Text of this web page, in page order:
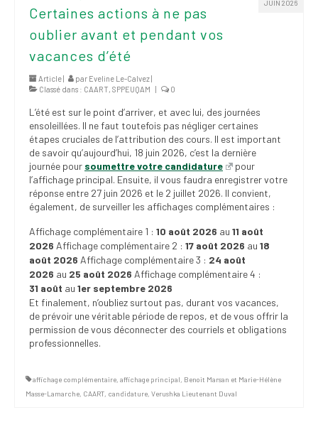
(FNEEQ)
Vignettes
SPPEUQAM
Communiqués
SPPEUQAM@ctualités
et Bilans
Négociation
SCCUQ@
SCCUQ info
SCCUQ intervention
JUIN 2026
Certaines actions à ne pas
oublier avant et pendant vos
vacances d’été
Article | par Eveline Le-Calvez|
Classé dans : CAART, SPPEUQAM | 0
L’été est sur le point d’arriver, et avec lui, des journées
ensoleillées. Il ne faut toutefois pas négliger certaines
étapes cruciales de l’attribution des cours. Il est important
de savoir qu’aujourd’hui, 18 juin 2026, c’est la dernière
journée pour soumettre votre candidature
pour
l’affichage principal. Ensuite, il vous faudra enregistrer votre
réponse entre 27 juin 2026 et le 2 juillet 2026. Il convient,
également, de surveiller les affichages complémentaires :
Affichage complémentaire 1 : 10 août 2026 au 11 août
2026 Affichage complémentaire 2 : 17 août 2026 au 18
août 2026 Affichage complémentaire 3 : 24 août
2026 au 25 août 2026 Affichage complémentaire 4 :
31 août au 1er septembre 2026
Et finalement, n’oubliez surtout pas, durant vos vacances,
de prévoir une véritable période de repos, et de vous offrir la
permission de vous déconnecter des courriels et obligations
professionnelles.
affichage complémentaire, affichage principal, Benoit Marsan et Marie-Hélène
Masse-Lamarche, CAART, candidature, Verushka Lieutenant Duval